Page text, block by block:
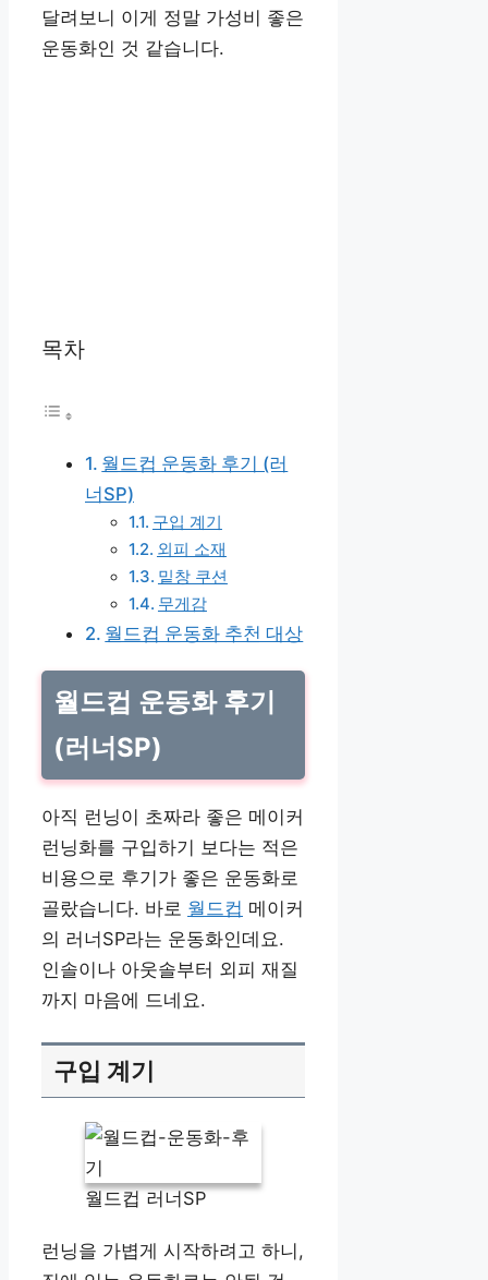
달려보니 이게 정말 가성비 좋은
운동화인 것 같습니다.
목차
월드컵 운동화 후기 (러
너SP)
구입 계기
외피 소재
밑창 쿠션
무게감
월드컵 운동화 추천 대상
월드컵 운동화 후기
(러너SP)
아직 런닝이 초짜라 좋은 메이커
런닝화를 구입하기 보다는 적은
비용으로 후기가 좋은 운동화로
골랐습니다. 바로 월드컵 메이커
의 러너SP라는 운동화인데요.
인솔이나 아웃솔부터 외피 재질
까지 마음에 드네요.
구입 계기
월드컵 러너SP
런닝을 가볍게 시작하려고 하니,